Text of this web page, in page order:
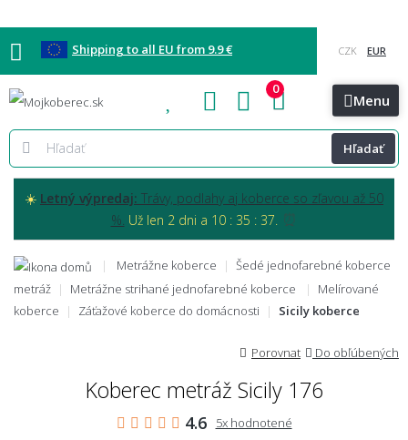
Shipping to all EU from 9.9 €
Blog Kontakt Menu
Hľadať
0
☀️ Letný výpredaj: Trávy, podlahy aj koberce so zľavou až 50
%. Už len 2 dni a 10 : 35 : 36. ⏰
Metrážne koberce
Šedé jednofarebné koberce
metráž
Metrážne strihané jednofarebné koberce
Melírované
koberce
Záťažové koberce do domácnosti Sicily koberce
Porovnat Do obľúbených
Koberec metráž Sicily 176
4.6 5x hodnotené